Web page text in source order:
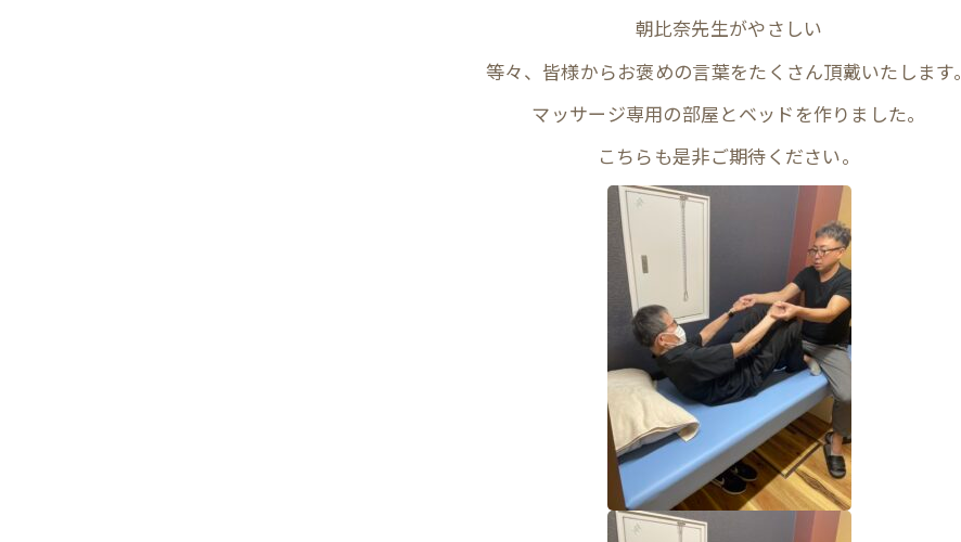
朝比奈先生がやさしい
等々、皆様からお褒めの言葉をたくさん頂戴いたします。
マッサージ専用の部屋とベッドを作りました。
こちらも是非ご期待ください。